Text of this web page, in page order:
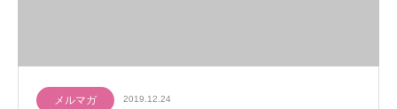
メルマガ 2019.12.24